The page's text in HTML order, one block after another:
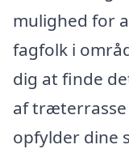
mulighed for
fagfolk i
dig at finde
af træterrasse
opfylder dine